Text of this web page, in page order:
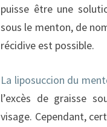
puisse être une
sous le menton, de
récidive est possible.
La liposuccion du
l’excès de graisse
visage. Cependant,